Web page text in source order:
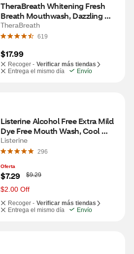
TheraBreath Whitening Fresh
Breath Mouthwash, Dazzling
Mint, 33.8 OZ
TheraBreath
619
$17.99
Recoger - Verificar más tiendas
Entrega el mismo día
Envío
Listerine Alcohol Free Extra Mild
Dye Free Mouth Wash, Cool
Mint, 33.8 OZ
Listerine
296
Oferta
$7.29
W
a
s
$9.29
$2.00 Off
Recoger - Verificar más tiendas
Entrega el mismo día
Envío